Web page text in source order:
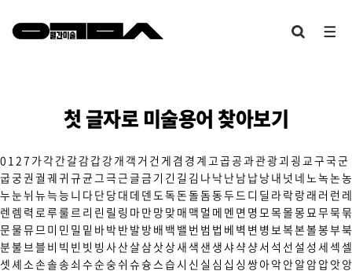
첫 글자로 미술용어 찾아보기
0 1 27 가각간갈감갑강개 객 거 건 게 겸 경 계 고 곱공과관광괴 굉 교 구국군
굽궁권 궐 궤귀 규균그극근글금기 긴 길 김 나낙난남납낭내 넛 네 노 녹논농
누눈뉘 뉴늑능 니 다단당대 데 덴 도 독돈돌돔동두 드 디 딜 라락랑래 러 런 레
렌 렘 력 로 루룰 르 리 린 릴 링 마만망맞매 맥 멀 메 멘 면 명 모 목몰몽 묘 무묵묶
문물뮤 므 미 민 밀 밑 바박반발방배 백 밸 번 범 법 베 벽 변 병 보 복본볼봉부북
분불 브 블 비 빅 빈 빗 빙 사산살삼삿상새 색 샌 생샤샥샹서 석 선 설 성 세 섹 셀
셋셰 소손솔송쇠 수순숭쉬 슈슝 스습 시 신 실 심 십 싱 쌍아악안알암압앗앙